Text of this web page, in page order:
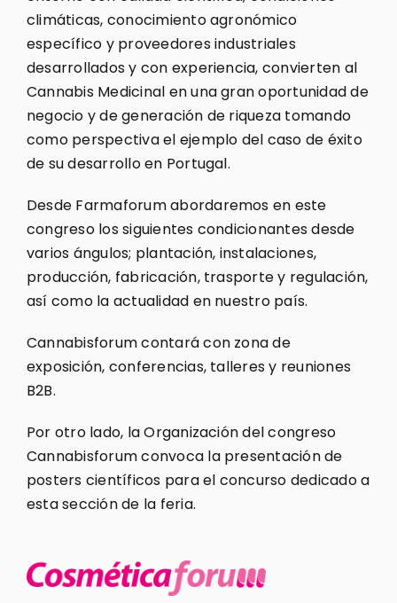
climáticas, conocimiento agronómico
específico y proveedores industriales
desarrollados y con experiencia, convierten al
Cannabis Medicinal en una gran oportunidad de
negocio y de generación de riqueza tomando
como perspectiva el ejemplo del caso de éxito
de su desarrollo en Portugal.
Desde Farmaforum abordaremos en este
congreso los siguientes condicionantes desde
varios ángulos; plantación, instalaciones,
producción, fabricación, trasporte y regulación,
así como la actualidad en nuestro país.
Cannabisforum contará con zona de
exposición, conferencias, talleres y reuniones
B2B.
Por otro lado, la Organización del congreso
Cannabisforum convoca la presentación de
posters científicos para el concurso dedicado a
esta sección de la feria.